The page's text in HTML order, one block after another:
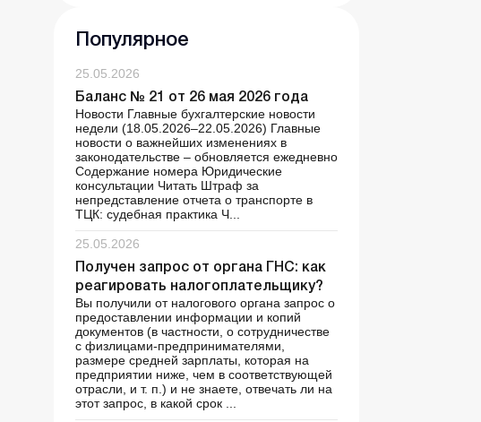
Популярное
25.05.2026
Баланс № 21 от 26 мая 2026 года
Новости Главные бухгалтерские новости
недели (18.05.2026–22.05.2026) Главные
новости о важнейших изменениях в
законодательстве – обновляется ежедневно
Содержание номера Юридические
консультации Читать Штраф за
непредставление отчета о транспорте в
ТЦК: судебная практика Ч...
25.05.2026
Получен запрос от органа ГНС: как
реагировать налогоплательщику?
Вы получили от налогового органа запрос о
предоставлении информации и копий
документов (в частности, о сотрудничестве
с физлицами-предпринимателями,
размере средней зарплаты, которая на
предприятии ниже, чем в соответствующей
отрасли, и т. п.) и не знаете, отвечать ли на
этот запрос, в какой срок ...